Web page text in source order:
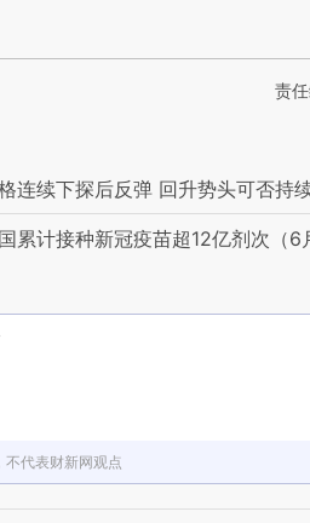
责
连续下探后反弹 回升势头可否持
累计接种新冠疫苗超12亿剂次（6
不代表财新网观点